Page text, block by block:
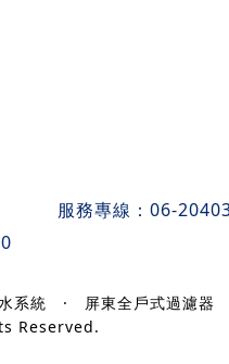
服務專線： 06-
系統 · 屏東全戶式過濾器
Reserved.